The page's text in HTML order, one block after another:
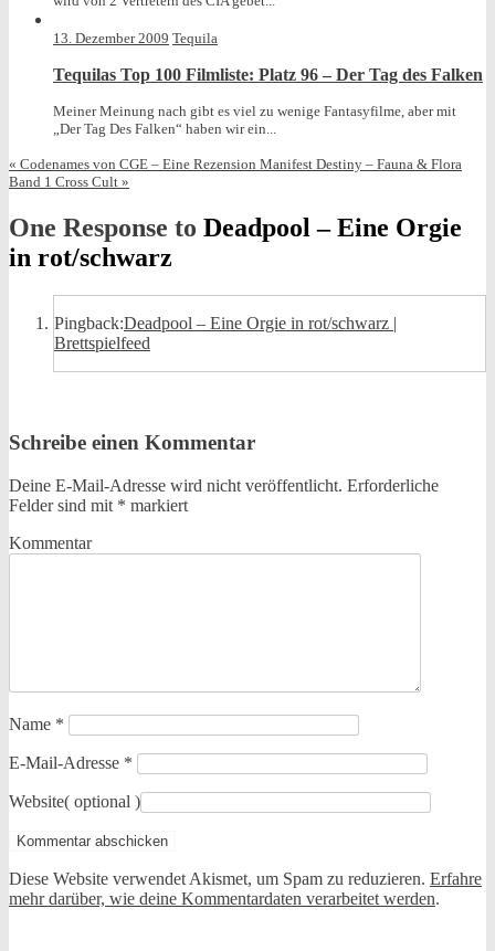
13. Dezember 2009 Tequila
Tequilas Top 100 Filmliste: Platz 96 – Der Tag des Falken
Meiner Meinung nach gibt es viel zu wenige Fantasyfilme, aber mit
„Der Tag Des Falken“ haben wir ein...
« Codenames von CGE – Eine Rezension Manifest Destiny – Fauna & Flora
Band 1 Cross Cult »
One Response to Deadpool – Eine Orgie
in rot/schwarz
Pingback:Deadpool – Eine Orgie in rot/schwarz |
Brettspielfeed
Schreibe einen Kommentar
Deine E-Mail-Adresse wird nicht veröffentlicht. Erforderliche
Felder sind mit * markiert
Kommentar
Name *
E-Mail-Adresse *
Website( optional )
Diese Website verwendet Akismet, um Spam zu reduzieren. Erfahre
mehr darüber, wie deine Kommentardaten verarbeitet werden.